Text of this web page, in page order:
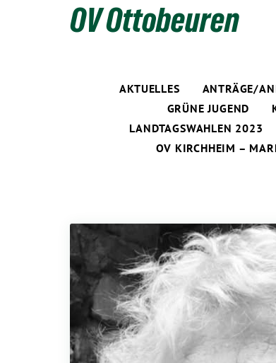
OV Ottobeuren
AKTUELLES ANTRÄGE/
GRÜNE JUGEND
LANDTAGSWAHLEN 2023
OV KIRCHHEIM –